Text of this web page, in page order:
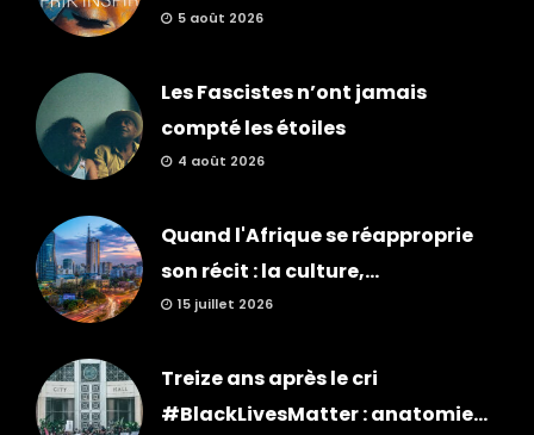
5 août 2026
Les Fascistes n’ont jamais
compté les étoiles
4 août 2026
Quand l'Afrique se réapproprie
son récit : la culture,...
15 juillet 2026
Treize ans après le cri
#BlackLivesMatter : anatomie...